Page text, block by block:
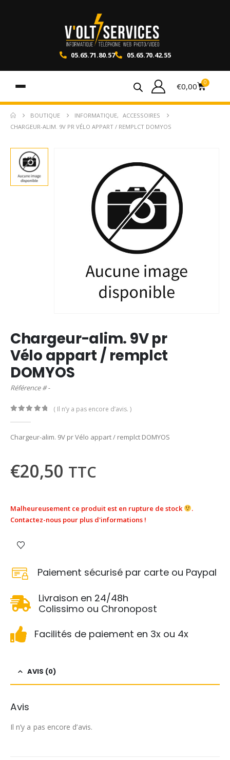
05.65.71.80.57 05.65.70.42.55
€0,00 0
BOUTIQUE INFORMATIQUE,
ACCESSOIRES
CHARGEUR-ALIM. 9V PR VÉLO APPART / REMPLCT DOMYOS
Chargeur-alim. 9V pr
Vélo appart / remplct
DOMYOS
Référence # -
( Il n’y a pas encore d’avis. )
Chargeur-alim. 9V pr Vélo appart / remplct DOMYOS
€20,50 TTC
Malheureusement ce produit est en rupture de stock
.
Contactez-nous pour plus d'informations !
Paiement sécurisé par carte ou Paypal
Livraison en 24/48h
Colissimo ou Chronopost
Facilités de paiement en 3x ou 4x
AVIS (0)
Avis
Il n’y a pas encore d’avis.